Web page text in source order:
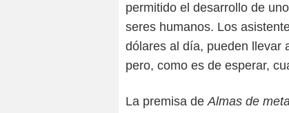
permitido el desarrollo de
seres humanos. Los
dólares al día, pueden llevar
pero, como es de esperar,
La premisa deAlmas de